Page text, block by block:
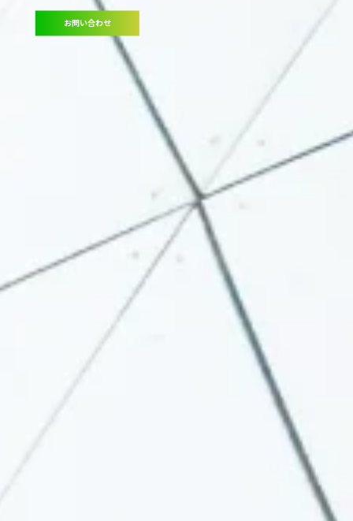
お問い合わせ